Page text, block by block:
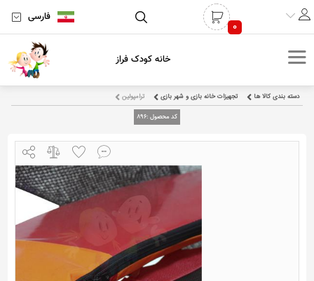
0
فارسی
خانه کودک فراز
دسته بندی کالا ها تجهیزات خانه بازی و شهر بازی ترامپولین
کد محصول :896